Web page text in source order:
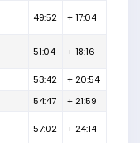
49:52 + 17:04
51:04 + 18:16
53:42
+ 20:54
54:47 + 21:59
57:02 + 24:14